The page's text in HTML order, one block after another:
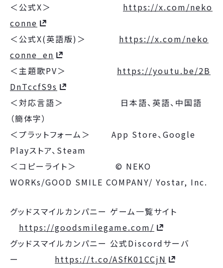
＜公式X＞ https://x.com/neko
conne
＜公式X(英語版)＞ https://x.com/neko
conne_en
＜主題歌PV＞ https://youtu.be/2B
DnTccfS9s
＜対応言語＞ 日本語、英語、中国語
（簡体字）
＜プラットフォーム＞ App Store、Google
Playストア、Steam
＜コピーライト＞ © NEKO
WORKs/GOOD SMILE COMPANY/ Yostar, Inc.
グッドスマイルカンパニー ゲーム一覧サイト
https://goodsmilegame.com/
グッドスマイルカンパニー 公式Discordサーバ
ー https://t.co/ASfK01CCjN